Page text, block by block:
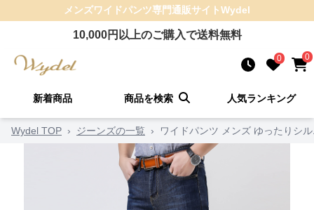
メンズワイドパンツ専門通販サイトWydel
10,000円以上のご購入で送料無料
0 0
新着商品 商品を検索 人気ランキング
Wydel TOP › ジーンズの一覧 › ワイドパンツ メンズ ゆったりシ